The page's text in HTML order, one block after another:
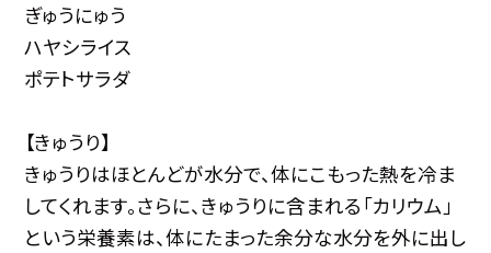
ぎゅうにゅう
ハヤシライス
ポテトサラダ
【きゅうり】
きゅうりはほとんどが水分で、体にこもった熱を冷ま
してくれます。さらに、きゅうりに含まれる「カリウム」
という栄養素は、体にたまった余分な水分を外に出し